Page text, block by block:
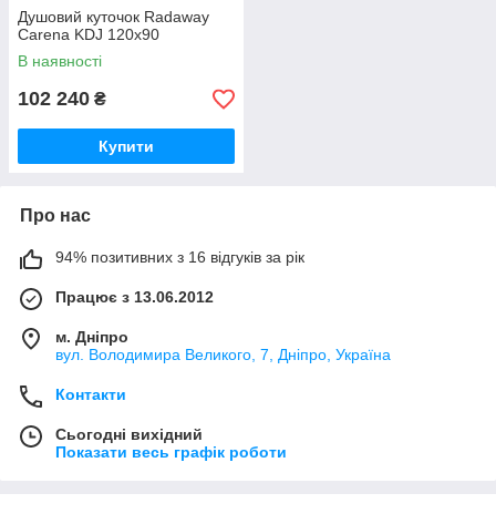
Душовий куточок Radaway
Carena KDJ 120x90
В наявності
102 240 ₴
Купити
Про нас
94% позитивних з 16 відгуків за рік
Працює з 13.06.2012
м. Дніпро
вул. Володимира Великого, 7, Дніпро, Україна
Контакти
Сьогодні вихідний
Показати весь графік роботи